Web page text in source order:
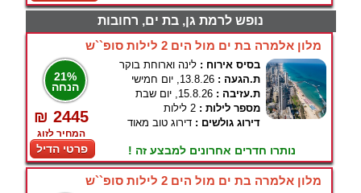
נופש לרמת גן, בת ים, רחובות
מלון אלמרה בת ים מול הים 2 לילות סופ``ש
21%
הנחה
₪ 2445
המחיר לזוג
פרטי הדיל
בסיס אירוח : לינה וארוחת בוקר
ת.הגעה : 13.8.26, יום חמישי
ת.עזיבה : 15.8.26, יום שבת
מספר לילות : 2 לילות
דירוג גולשים : דירוג טוב מאוד
נותרו חדרים אחרונים למבצע זה !
מלון אלמרה בת ים מול הים 2 לילות סופ``ש